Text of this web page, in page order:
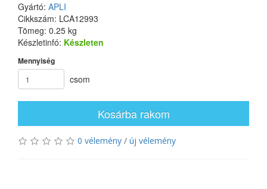
Gyártó: APLI
Cikkszám: LCA12993
Tömeg: 0.25 kg
Készletinfó: Készleten
Mennyiség
csom
Kosárba rakom
0 vélemény / új vélemény